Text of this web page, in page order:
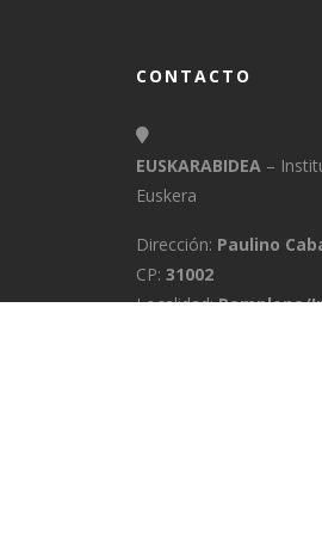
CONTACTO
EUSKARABIDEA –
Euskera
Dirección: Paulino
CP: 31002
Localidad:Pamplona/